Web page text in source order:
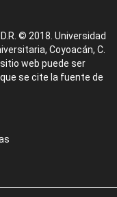
© 2018. Universidad
Coyoacán, C.
sitio web puede ser
se cite la fuente de